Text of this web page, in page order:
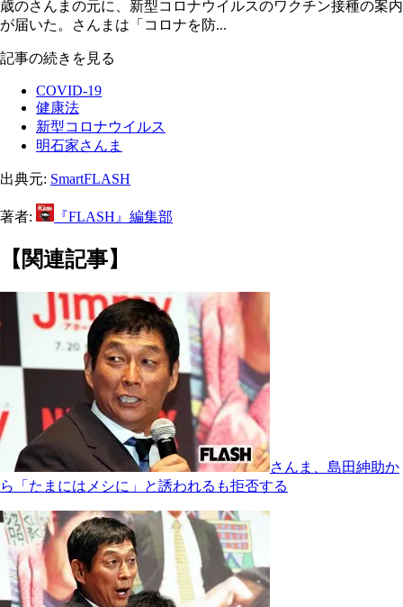
歳のさんまの元に、新型コロナウイルスのワクチン接種の案内
が届いた。さんまは「コロナを防...
記事の続きを見る
COVID-19
健康法
新型コロナウイルス
明石家さんま
出典元: SmartFLASH
著者: 『FLASH』編集部
【関連記事】
さんま、島田紳助か
ら「たまにはメシに」と誘われるも拒否する